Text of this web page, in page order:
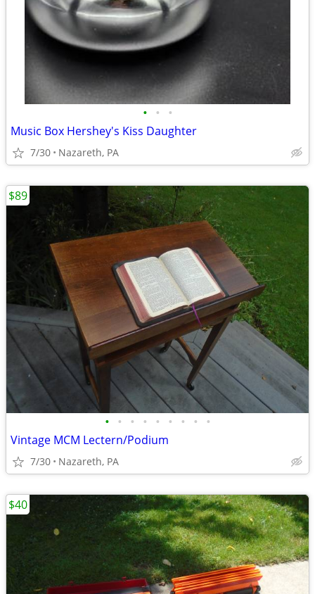
• • •
Music Box Hershey's Kiss Daughter
7/30 Nazareth, PA
• • • • • • • • •
Vintage MCM Lectern/Podium
7/30 Nazareth, PA
$89
$40